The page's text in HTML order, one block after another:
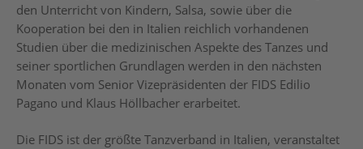
den Unterricht von Kindern, Salsa, sowie über die
Kooperation bei den in Italien reichlich vorhandenen
Studien über die medizinischen Aspekte des Tanzes und
seiner sportlichen Grundlagen werden in den nächsten
Monaten vom Senior Vizepräsidenten der FIDS Edilio
Pagano und Klaus Höllbacher erarbeitet.
Die FIDS ist der größte Tanzverband in Italien, veranstaltet